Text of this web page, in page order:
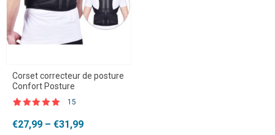
Corset correcteur de posture
Confort Posture
sur
15
€27,99 – €31,99
Plage